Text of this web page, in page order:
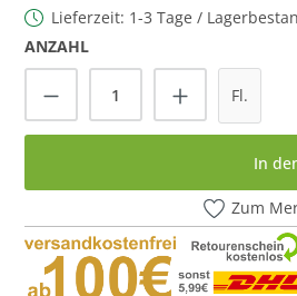
Lieferzeit: 1-3 Tage /
ANZAHL
Produkt Anzahl:Fl.
In
Zum